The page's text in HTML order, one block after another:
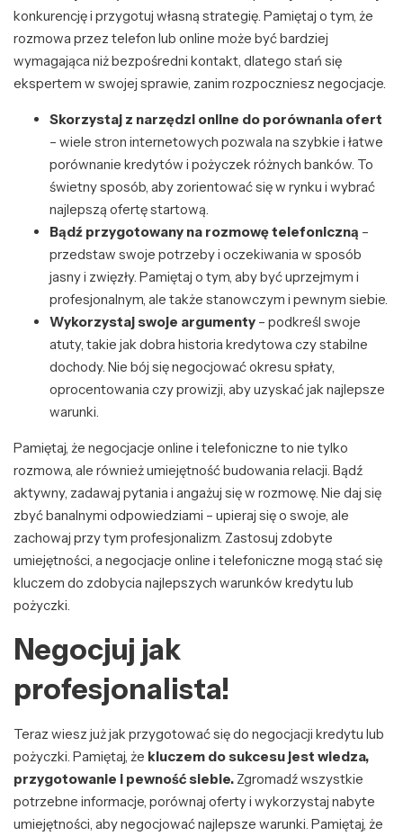
konkurencję i przygotuj własną strategię. Pamiętaj o tym, że
rozmowa przez telefon lub online może być bardziej
wymagająca niż bezpośredni kontakt, dlatego stań się
ekspertem w swojej sprawie, zanim rozpoczniesz negocjacje.
Skorzystaj z narzędzi online do porównania ofert
– wiele stron internetowych pozwala na szybkie i łatwe
porównanie kredytów i pożyczek różnych banków. To
świetny sposób, aby zorientować się w rynku i wybrać
najlepszą ofertę startową.
Bądź przygotowany na rozmowę telefoniczną –
przedstaw swoje potrzeby i oczekiwania w sposób
jasny i zwięzły. Pamiętaj o tym, aby być uprzejmym i
profesjonalnym, ale także stanowczym i pewnym siebie.
Wykorzystaj swoje argumenty – podkreśl swoje
atuty, takie jak dobra historia kredytowa czy stabilne
dochody. Nie bój się negocjować okresu spłaty,
oprocentowania czy prowizji, aby uzyskać jak najlepsze
warunki.
Pamiętaj, że negocjacje online i telefoniczne to nie tylko
rozmowa, ale również umiejętność budowania relacji. Bądź
aktywny, zadawaj pytania i angażuj się w rozmowę. Nie daj się
zbyć banalnymi odpowiedziami – upieraj się o swoje, ale
zachowaj przy tym profesjonalizm. Zastosuj zdobyte
umiejętności, a negocjacje online i telefoniczne mogą stać się
kluczem do zdobycia najlepszych warunków kredytu lub
pożyczki.
Negocjuj jak
profesjonalista!
Teraz wiesz już jak przygotować się do negocjacji kredytu lub
pożyczki. Pamiętaj, że kluczem do sukcesu jest wiedza,
przygotowanie i pewność siebie. Zgromadź wszystkie
potrzebne informacje, porównaj oferty i wykorzystaj nabyte
umiejętności, aby negocjować najlepsze warunki. Pamiętaj, że